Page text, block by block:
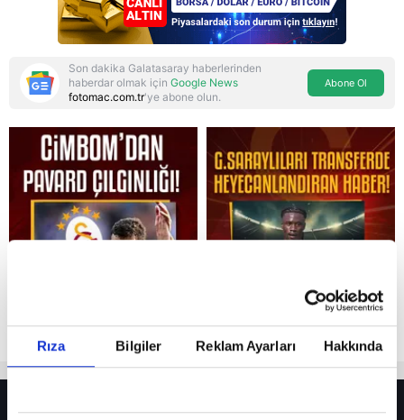
Rıza Bilgiler Reklam Ayarları Hakkında
Reddet
Son dakika Galatasaray haberlerinden
haberdar olmak için Google News
fotomac.com.tr'ye abone olun.
Abone Ol